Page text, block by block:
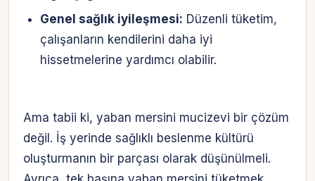
Genel sağlık iyileşmesi: Düzenli tüketim,
çalışanların kendilerini daha iyi
hissetmelerine yardımcı olabilir.
Ama tabii ki, yaban mersini mucizevi bir çözüm
değil. İş yerinde sağlıklı beslenme kültürü
oluşturmanın bir parçası olarak düşünülmeli.